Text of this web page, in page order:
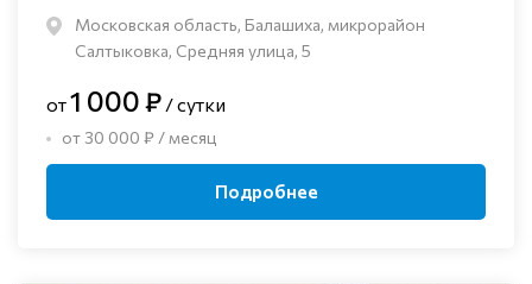
Московская область, Балашиха, микрорайон
Салтыковка, Средняя улица, 5
от1 000 ₽ / сутки
от 30 000 ₽ / месяц
Подробнее